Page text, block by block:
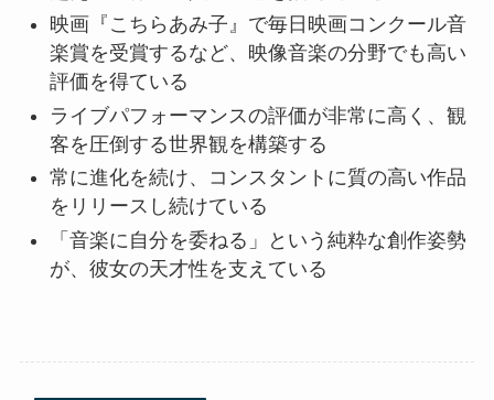
映画『こちらあみ子』で毎日映画コンクール音
楽賞を受賞するなど、映像音楽の分野でも高い
評価を得ている
ライブパフォーマンスの評価が非常に高く、観
客を圧倒する世界観を構築する
常に進化を続け、コンスタントに質の高い作品
をリリースし続けている
「音楽に自分を委ねる」という純粋な創作姿勢
が、彼女の天才性を支えている